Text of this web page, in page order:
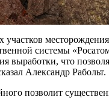
участков
системы
выработки, что
Александр Рабольт.
позволит